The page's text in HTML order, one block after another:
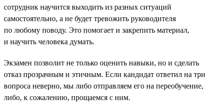
сотрудник научится выходить из разных ситуаций
самостоятельно, а не будет тревожить руководителя
по любому поводу. Это помогает и закрепить материал,
и научить человека думать.
Экзамен позволит не только оценить навыки, но и сделать
отказ прозрачным и этичным. Если кандидат ответил на три
вопроса неверно, мы либо отправляем его на переобучение,
либо, к сожалению, прощаемся с ним.